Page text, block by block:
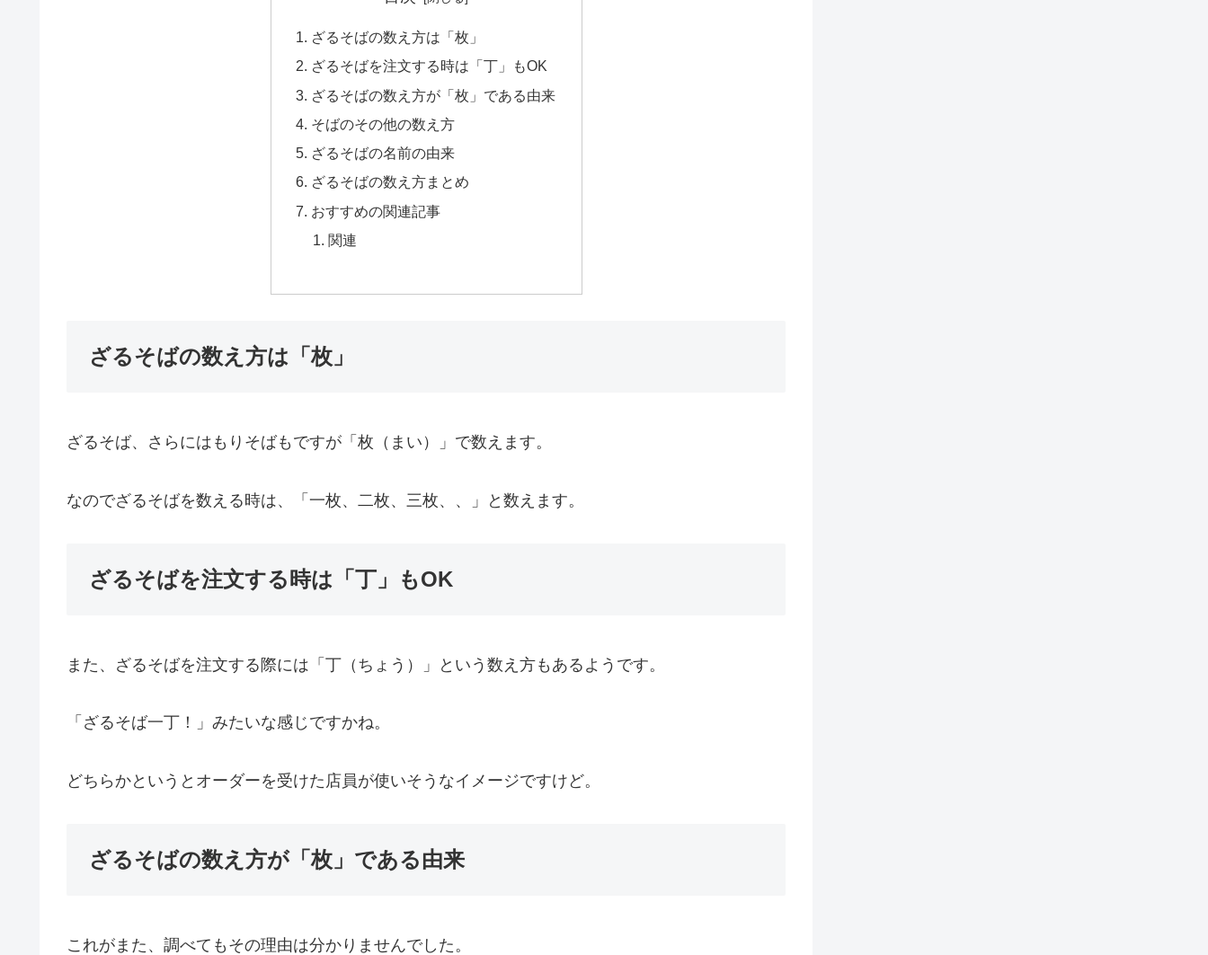
ざるそばの数え方は「枚」
ざるそばを注文する時は「丁」もOK
ざるそばの数え方が「枚」である由来
そばのその他の数え方
ざるそばの名前の由来
ざるそばの数え方まとめ
おすすめの関連記事
関連
ざるそばの数え方は「枚」
ざるそば、さらにはもりそばもですが「枚（まい）」で数えます。
なのでざるそばを数える時は、「一枚、二枚、三枚、、」と数えます。
ざるそばを注文する時は「丁」もOK
また、ざるそばを注文する際には「丁（ちょう）」という数え方もあるようです。
「ざるそば一丁！」みたいな感じですかね。
どちらかというとオーダーを受けた店員が使いそうなイメージですけど。
ざるそばの数え方が「枚」である由来
これがまた、調べてもその理由は分かりませんでした。